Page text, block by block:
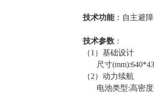
技术功能：自主避
技术参数 ：
（1）基础设计
尺寸
（2）动力续航
电池类型:高密